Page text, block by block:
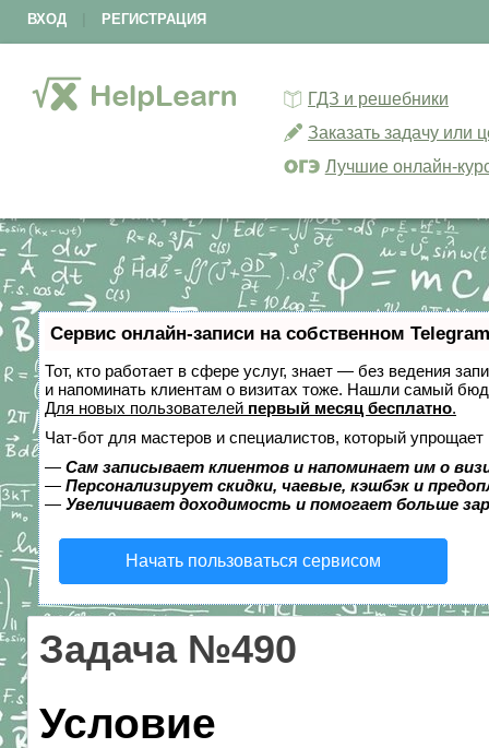
ВХОД РЕГИСТРАЦИЯ
ГДЗ и решебники
Заказать задачу или
Лучшие онлайн-
Сервис онлайн-записи на собственном
Тот, кто работает в сфере услуг, знает — без ведения
и напоминать клиентам о визитах тоже. Нашли самый
Для новых пользователей первый месяц бесплатно.
Чат-бот для мастеров и специалистов, который упрощает
— Сам записывает клиентов и напоминает им о
— Персонализирует скидки, чаевые, кэшбэк и
— Увеличивает доходимость и помогает больше
Начать пользоваться сервисом
Задача №490
Условие